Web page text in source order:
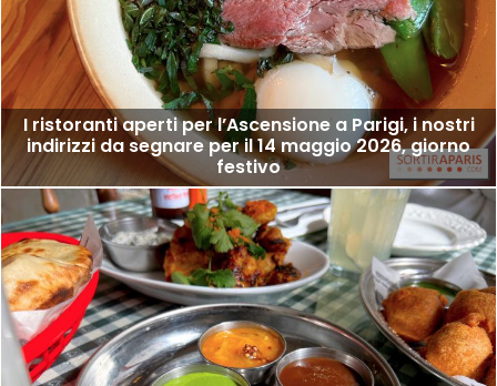
I ristoranti aperti per l’Ascensione a Parigi, i nostri
indirizzi da segnare per il 14 maggio 2026, giorno
festivo